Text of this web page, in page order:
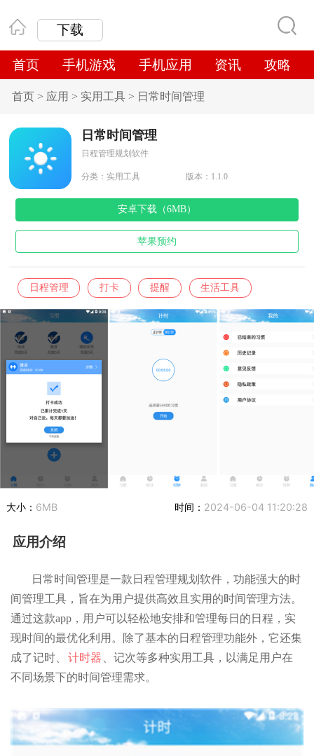
下载
首页 手机游戏 手机应用 资讯 攻略
首页 > 应用 > 实用工具 > 日常时间管理
日常时间管理
日程管理规划软件
分类： 实用工具 版本：1.1.0
安卓下载（6MB）
苹果预约
日程管理 打卡 提醒 生活工具
大小： 6MB 时间： 2024-06-04 11:20:28
应用介绍
日常时间管理是一款日程管理规划软件，功能强大的时
间管理工具，旨在为用户提供高效且实用的时间管理方法。
通过这款app，用户可以轻松地安排和管理每日的日程，实
现时间的最优化利用。除了基本的日程管理功能外，它还集
成了记时、
计时器
、记次等多种实用工具，以满足用户在
不同场景下的时间管理需求。